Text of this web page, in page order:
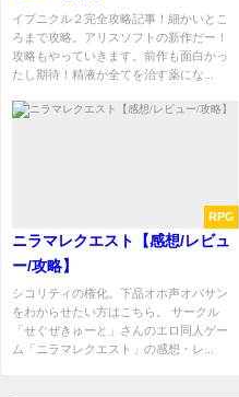
イブニクル２完全攻略記事！細かいとこ
ろまで攻略。アリスソフトの新作だー！
攻略もやっていきます。前作も面白かっ
たし期待！精液が全てを治す薬にな...
RPG
ニラマレクエスト【感想/レビュ
ー/攻略】
シコリティの権化。下品オホ声オバサン
をわからせたい方はこちら。 サークル
「せぐぜきゅーと」さんのエロ同人ゲー
ム「ニラマレクエスト」の感想・レ...